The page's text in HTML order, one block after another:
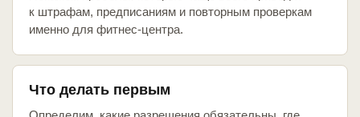
к штрафам, предписаниям и повторным проверкам
именно для фитнес-центра.
Что делать первым